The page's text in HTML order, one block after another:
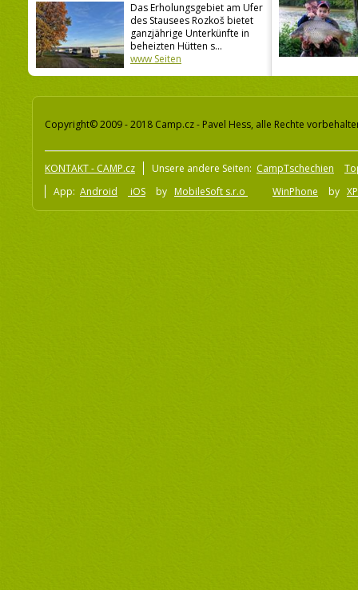
Das Erholungsgebiet am Ufer
des Stausees Rozkoš bietet
ganzjährige Unterkünfte in
beheizten Hütten s...
www Seiten
Copyright© 2009 - 2018 Camp.cz - Pavel Hess, alle Rechte
KONTAKT - CAMP.cz Unsere andere Seiten: CampTschechien
App: Android iOS by MobileSoft s.r.o WinPhone by